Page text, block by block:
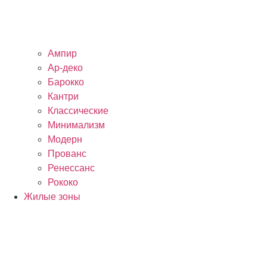
Ампир
Ар-деко
Барокко
Кантри
Классические
Минимализм
Модерн
Прованс
Ренессанс
Рококо
Жилые зоны